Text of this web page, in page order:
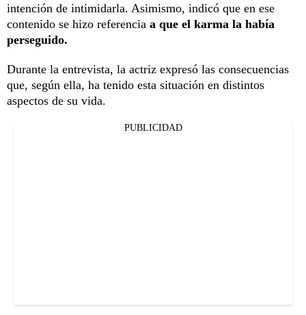
intención de intimidarla. Asimismo, indicó que en ese
contenido se hizo referencia a que el karma la había
perseguido.
Durante la entrevista, la actriz expresó las consecuencias
que, según ella, ha tenido esta situación en distintos
aspectos de su vida.
PUBLICIDAD